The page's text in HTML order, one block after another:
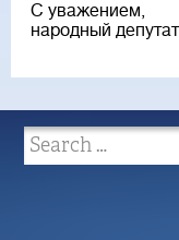
С уважением,
народный